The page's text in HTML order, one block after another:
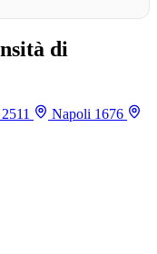
di
2511 Napoli 1676